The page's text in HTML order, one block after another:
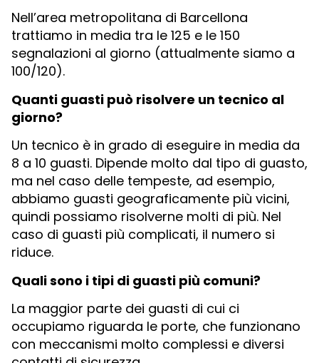
Nell’area metropolitana di Barcellona
trattiamo in media tra le 125 e le 150
segnalazioni al giorno (attualmente siamo a
100/120).
Quanti guasti può risolvere un tecnico al
giorno?
Un tecnico è in grado di eseguire in media da
8 a 10 guasti. Dipende molto dal tipo di guasto,
ma nel caso delle tempeste, ad esempio,
abbiamo guasti geograficamente più vicini,
quindi possiamo risolverne molti di più. Nel
caso di guasti più complicati, il numero si
riduce.
Quali sono i tipi di guasti più comuni?
La maggior parte dei guasti di cui ci
occupiamo riguarda le porte, che funzionano
con meccanismi molto complessi e diversi